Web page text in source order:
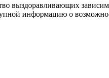
информацию о